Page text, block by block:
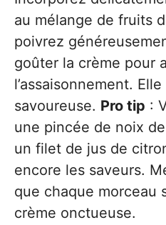
au mélange de fruits
poivrez
goûter la crème pour
l’assaisonnement.
savoureuse. Pro tip :
une pincée de noix
un filet de jus de
encore les saveurs.
que chaque morceau
crème onctueuse.